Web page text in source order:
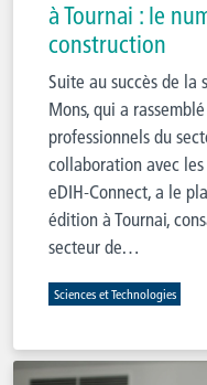
à Tournai : le
construction
Suite au succès de la
Mons, qui a
professionnels du
collaboration avec
eDIH-Connect, a le
édition à Tournai,
secteur de…
Sciences et Technologies